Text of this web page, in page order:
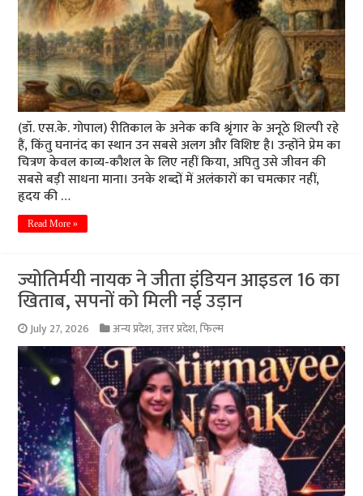
(डॉ. एस.के. गोपाल) रीतिकाल के अनेक कवि श्रृंगार के अनूठे शिल्पी रहे
हैं, किंतु घनानंद का स्थान उन सबसे अलग और विशिष्ट है। उन्होंने प्रेम का
चित्रण केवल काव्य-कौशल के लिए नहीं किया, अपितु उसे जीवन की
सबसे बड़ी साधना माना। उनके शब्दों में अलंकारों का चमत्कार नहीं,
हृदय की …
Read More »
ज्योतिर्मयी नायक ने जीता इंडियन आइडल 16 का
खिताब, सपनों को मिली नई उड़ान
July 27, 2026 अन्य प्रदेश,उत्तर प्रदेश,फिल्म